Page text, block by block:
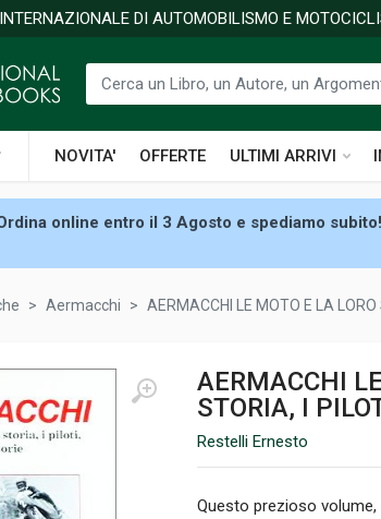
DI AUTOMOBILISMO E
NOVITA' OFFERTE ULTIMI ARRIVI
online entro il 3 Agosto e spediamo subito!
Aermacchi AERMACCHI LE MOTO E LA
AERMACCHI
STORIA, I
Restelli Ernesto
Questo prezioso